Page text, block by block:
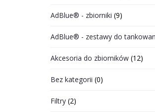
AdBlue® - zbiorniki (9)
AdBlue® - zestawy do
Akcesoria do zbiorników (12)
Bez kategorii (0)
Filtry (2)